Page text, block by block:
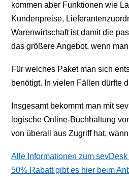
kommen aber Funktionen wie
Kundenpreise,
Warenwirtschaft ist damit die
das größere Angebot, wenn
Für welches Paket man sich
benötigt. In vielen Fällen dürfte
Insgesamt bekommt man mit
logische Online-Buchhaltung
von überall aus Zugriff hat,
Alle Informationen zum
50% Rabatt gibt es hier beim